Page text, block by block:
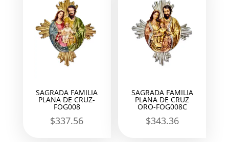
SAGRADA FAMILIA
PLANA DE CRUZ-
FOG008
$337.56
SAGRADA FAMILIA
PLANA DE CRUZ
ORO-FOG008C
$343.36